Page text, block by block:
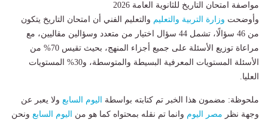
مواصفة امتحان التاريخ للثانوية العامة 2026
وأوضحت وزارة التربية والتعليم والتعليم الفني أن امتحان التاريخ يتكون
من 46 سؤالًا، تشمل 44 سؤال اختيار من متعدد وسؤالين مقاليين، مع
مراعاة توزيع الأسئلة على جميع أجزاء المنهج، بحيث تقيس 70% من
الأسئلة المستويات المعرفية البسيطة والمتوسطة، و30% المستويات
العليا.
ملحوظة: مضمون هذا الخبر تم كتابته بواسطة اليوم السابع ولا يعبر عن
وجهة نظر مصر اليوم وانما تم نقله بمحتواه كما هو من اليوم السابع ونحن